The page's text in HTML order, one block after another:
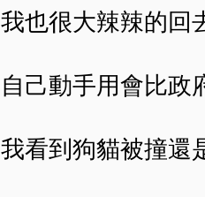
我也很大辣辣的回
自己動手用會比政
我看到狗貓被撞還